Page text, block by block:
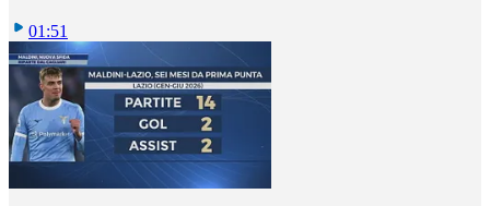
01:51